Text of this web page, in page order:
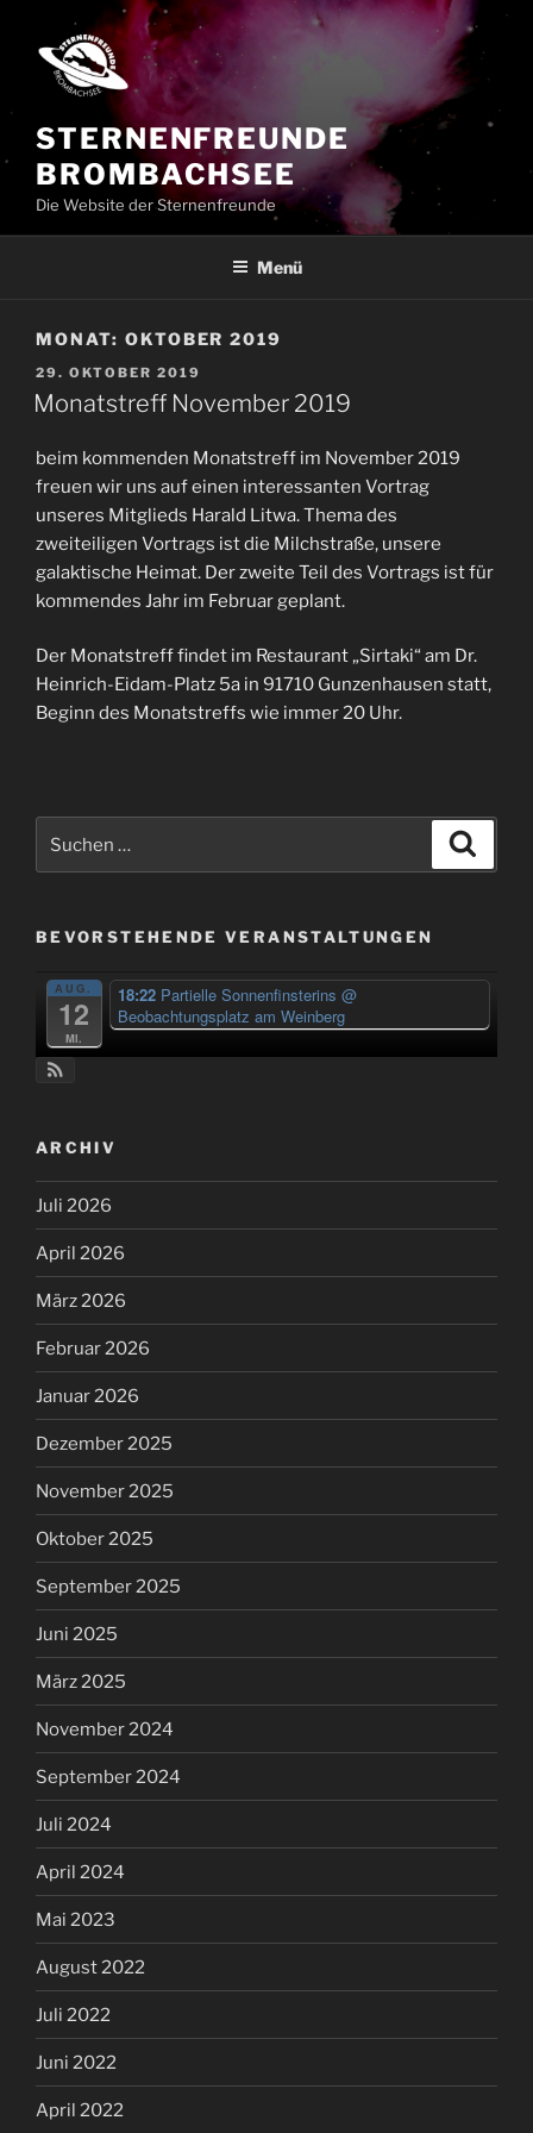
Inhalt
springen
STERNENFREUNDE
BROMBACHSEE
Die Website der Sternenfreunde
Menü
MONAT: OKTOBER 2019
VERÖFFENTLICHT
AM
29. OKTOBER 2019
Monatstreff November 2019
beim kommenden Monatstreff im November 2019
freuen wir uns auf einen interessanten Vortrag
unseres Mitglieds Harald Litwa. Thema des
zweiteiligen Vortrags ist die Milchstraße, unsere
galaktische Heimat. Der zweite Teil des Vortrags ist für
kommendes Jahr im Februar geplant.
Der Monatstreff findet im Restaurant „Sirtaki“ am Dr.
Heinrich-Eidam-Platz 5a in 91710 Gunzenhausen statt,
Beginn des Monatstreffs wie immer 20 Uhr.
nach:
BEVORSTEHENDE VERANSTALTUNGEN
AUG.
12
Mi.
18:22 Partielle Sonnenfinsterins @
Beobachtungsplatz am Weinberg
ARCHIV
Juli 2026
April 2026
März 2026
Februar 2026
Januar 2026
Dezember 2025
November 2025
Oktober 2025
September 2025
Juni 2025
März 2025
November 2024
September 2024
Juli 2024
April 2024
Mai 2023
August 2022
Juli 2022
Juni 2022
April 2022